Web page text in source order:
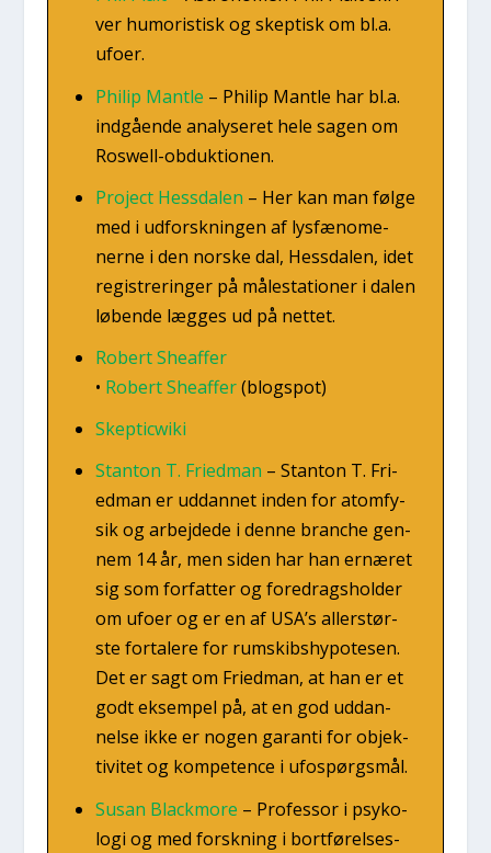
ver humo­ri­stisk og skep­tisk om bl.a.
ufo­er.
Phi­lip Mant­le – Phi­lip Mant­le har bl.a.
ind­gå­en­de ana­ly­se­ret hele sagen om
Roswell-obduk­tio­nen.
Pro­ject Hes­sda­len – Her kan man føl­ge
med i udforsk­nin­gen af lys­fæ­no­me­
ner­ne i den nor­ske dal, Hes­sda­len, idet
regi­stre­rin­ger på måle­sta­tio­ner i dalen
løben­de læg­ges ud på net­tet.
Robert She­af­fer
• Robert She­af­fer(blogs­pot)
Skep­ti­cwiki
Stan­ton T. Fri­ed­man – Stan­ton T. Fri­
ed­man er uddan­net inden for atom­fy­
sik og arbej­de­de i den­ne bran­che gen­
nem 14 år, men siden har han ernæ­ret
sig som for­fat­ter og fored­rags­hol­der
om ufo­er og er en af USA’s aller­stør­
ste for­ta­le­re for rum­skibs­hy­po­te­sen.
Det er sagt om Fri­ed­man, at han er et
godt eksem­pel på, at en god uddan­
nel­se ikke er nogen garan­ti for objek­
ti­vi­tet og kom­pe­ten­ce i ufospørgs­mål.
Sus­an Bla­ck­mo­re – Pro­fes­sor i psy­ko­
lo­gi og med forsk­ning i bort­fø­rel­ses­